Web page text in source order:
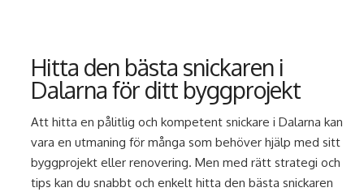
Hitta den bästa snickaren i
Dalarna för ditt byggprojekt
Att hitta en pålitlig och kompetent snickare i Dalarna kan
vara en utmaning för många som behöver hjälp med sitt
byggprojekt eller renovering. Men med rätt strategi och
tips kan du snabbt och enkelt hitta den bästa snickaren